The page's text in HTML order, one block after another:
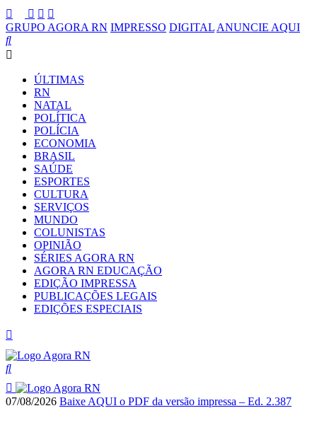
GRUPO AGORA RN IMPRESSO DIGITAL ANUNCIE AQUI
ÚLTIMAS
RN
NATAL
POLÍTICA
POLÍCIA
ECONOMIA
BRASIL
SAÚDE
ESPORTES
CULTURA
SERVIÇOS
MUNDO
COLUNISTAS
OPINIÃO
SÉRIES AGORA RN
AGORA RN EDUCAÇÃO
EDIÇÃO IMPRESSA
PUBLICAÇÕES LEGAIS
EDIÇÕES ESPECIAIS
07/08/2026 Baixe AQUI o PDF da versão impressa – Ed. 2.387